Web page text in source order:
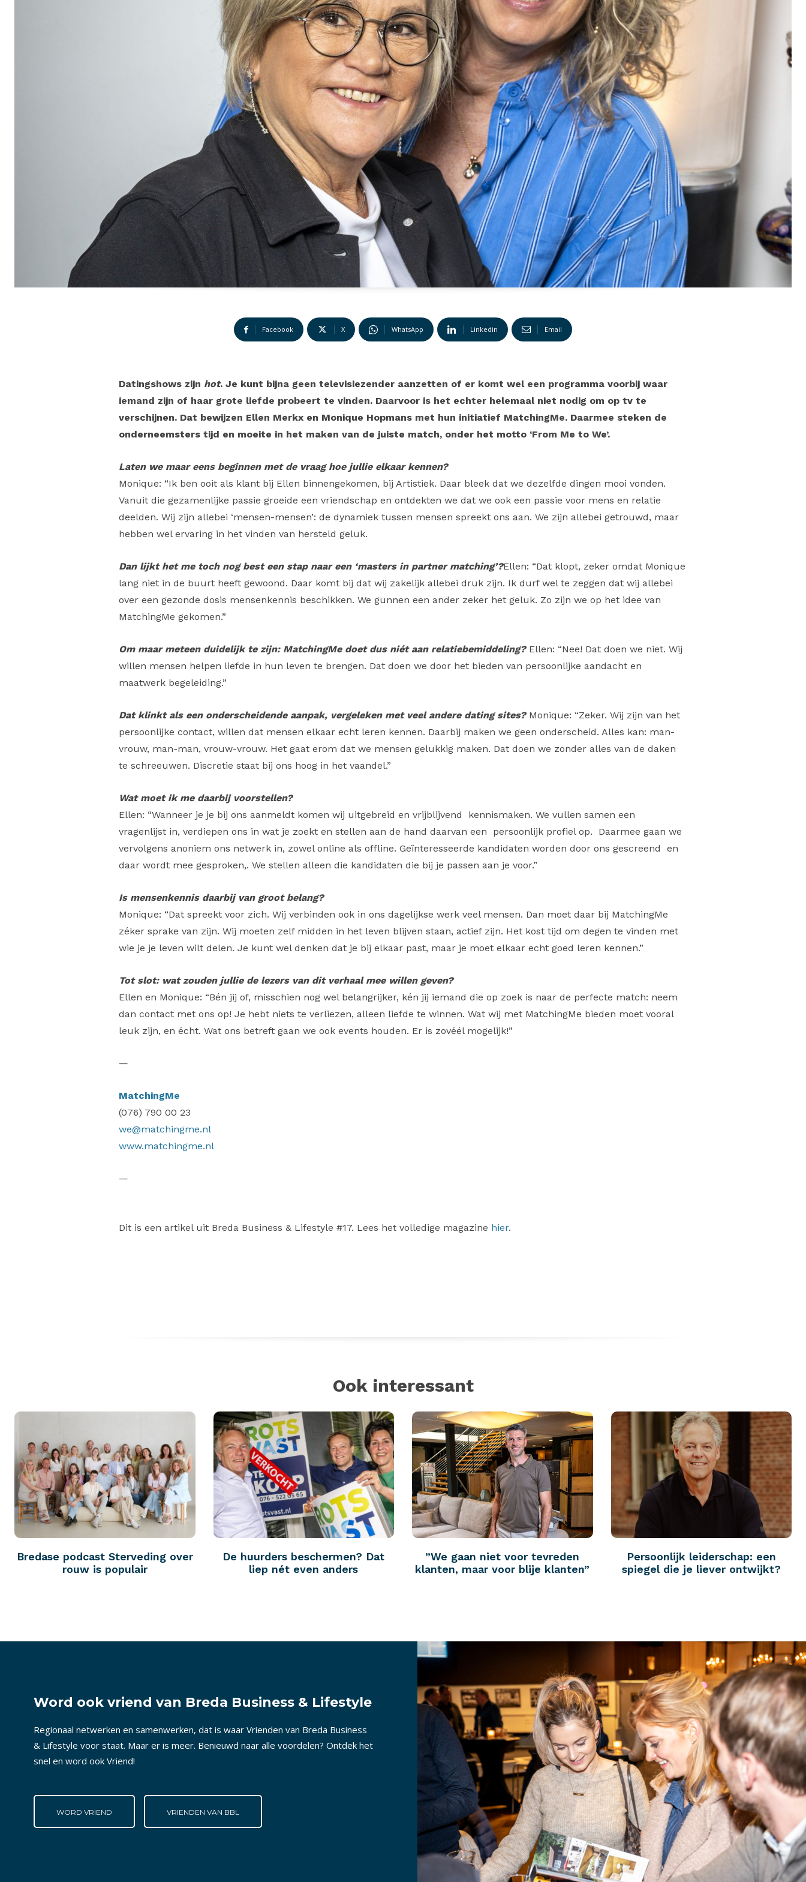
Facebook X WhatsApp Linkedin Email
Datingshows zijn hot. Je kunt bijna geen televisiezender aanzetten of er komt wel een programma voorbij waar
iemand zijn of haar grote liefde probeert te vinden. Daarvoor is het echter helemaal niet nodig om op tv te
verschijnen. Dat bewijzen Ellen Merkx en Monique Hopmans met hun initiatief MatchingMe. Daarmee steken de
onderneemsters tijd en moeite in het maken van de juiste match, onder het motto ‘From Me to We’.
Laten we maar eens beginnen met de vraag hoe jullie elkaar kennen?
Monique: “Ik ben ooit als klant bij Ellen binnengekomen, bij Artistiek. Daar bleek dat we dezelfde dingen mooi vonden.
Vanuit die gezamenlijke passie groeide een vriendschap en ontdekten we dat we ook een passie voor mens en relatie
deelden. Wij zijn allebei ‘mensen-mensen’: de dynamiek tussen mensen spreekt ons aan. We zijn allebei getrouwd, maar
hebben wel ervaring in het vinden van hersteld geluk.
Dan lijkt het me toch nog best een stap naar een ‘masters in partner matching’?Ellen: “Dat klopt, zeker omdat Monique
lang niet in de buurt heeft gewoond. Daar komt bij dat wij zakelijk allebei druk zijn. Ik durf wel te zeggen dat wij allebei
over een gezonde dosis mensenkennis beschikken. We gunnen een ander zeker het geluk. Zo zijn we op het idee van
MatchingMe gekomen.”
Om maar meteen duidelijk te zijn: MatchingMe doet dus niét aan relatiebemiddeling? Ellen: “Nee! Dat doen we niet. Wij
willen mensen helpen liefde in hun leven te brengen. Dat doen we door het bieden van persoonlijke aandacht en
maatwerk begeleiding.”
Dat klinkt als een onderscheidende aanpak, vergeleken met veel andere dating sites? Monique: “Zeker. Wij zijn van het
persoonlijke contact, willen dat mensen elkaar echt leren kennen. Daarbij maken we geen onderscheid. Alles kan: man-
vrouw, man-man, vrouw-vrouw. Het gaat erom dat we mensen gelukkig maken. Dat doen we zonder alles van de daken
te schreeuwen. Discretie staat bij ons hoog in het vaandel.”
Wat moet ik me daarbij voorstellen?
Ellen: “Wanneer je je bij ons aanmeldt komen wij uitgebreid en vrijblijvend kennismaken. We vullen samen een
vragenlijst in, verdiepen ons in wat je zoekt en stellen aan de hand daarvan een persoonlijk profiel op. Daarmee gaan we
vervolgens anoniem ons netwerk in, zowel online als offline. Geïnteresseerde kandidaten worden door ons gescreend en
daar wordt mee gesproken,. We stellen alleen die kandidaten die bij je passen aan je voor.”
Is mensenkennis daarbij van groot belang?
Monique: “Dat spreekt voor zich. Wij verbinden ook in ons dagelijkse werk veel mensen. Dan moet daar bij MatchingMe
zéker sprake van zijn. Wij moeten zelf midden in het leven blijven staan, actief zijn. Het kost tijd om degen te vinden met
wie je je leven wilt delen. Je kunt wel denken dat je bij elkaar past, maar je moet elkaar echt goed leren kennen.”
Tot slot: wat zouden jullie de lezers van dit verhaal mee willen geven?
Ellen en Monique: “Bén jij of, misschien nog wel belangrijker, kén jij iemand die op zoek is naar de perfecte match: neem
dan contact met ons op! Je hebt niets te verliezen, alleen liefde te winnen. Wat wij met MatchingMe bieden moet vooral
leuk zijn, en écht. Wat ons betreft gaan we ook events houden. Er is zovéél mogelijk!”
—
MatchingMe
(076) 790 00 23
we@matchingme.nl
www.matchingme.nl
—
Dit is een artikel uit Breda Business & Lifestyle #17. Lees het volledige magazine hier.
Ook interessant
Bredase podcast Sterveding over
rouw is populair
De huurders beschermen? Dat
liep nét even anders
”We gaan niet voor tevreden
klanten, maar voor blije klanten”
Persoonlijk leiderschap: een
spiegel die je liever ontwijkt?
Word ook vriend van Breda Business & Lifestyle
Regionaal netwerken en samenwerken, dat is waar Vrienden van Breda Business
& Lifestyle voor staat. Maar er is meer. Benieuwd naar alle voordelen? Ontdek het
snel en word ook Vriend!
WORD VRIEND VRIENDEN VAN BBL